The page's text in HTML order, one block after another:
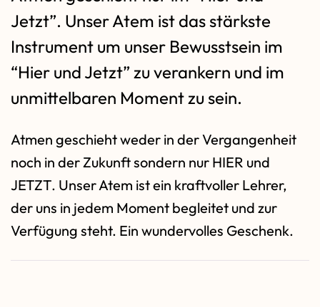
Jetzt”. Unser Atem ist das stärkste
Instrument um unser Bewusstsein im
“Hier und Jetzt” zu verankern und im
unmittelbaren Moment zu sein.
Atmen geschieht weder in der Vergangenheit
noch in der Zukunft sondern nur HIER und
JETZT. Unser Atem ist ein kraftvoller Lehrer,
der uns in jedem Moment begleitet und zur
Verfügung steht. Ein wundervolles Geschenk.